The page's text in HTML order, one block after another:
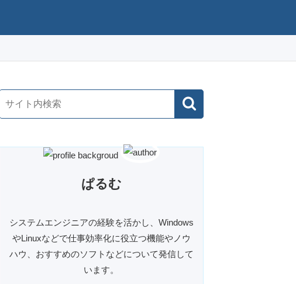
ぱるむ
システムエンジニアの経験を活かし、Windows
やLinuxなどで仕事効率化に役立つ機能やノウ
ハウ、おすすめのソフトなどについて発信して
います。